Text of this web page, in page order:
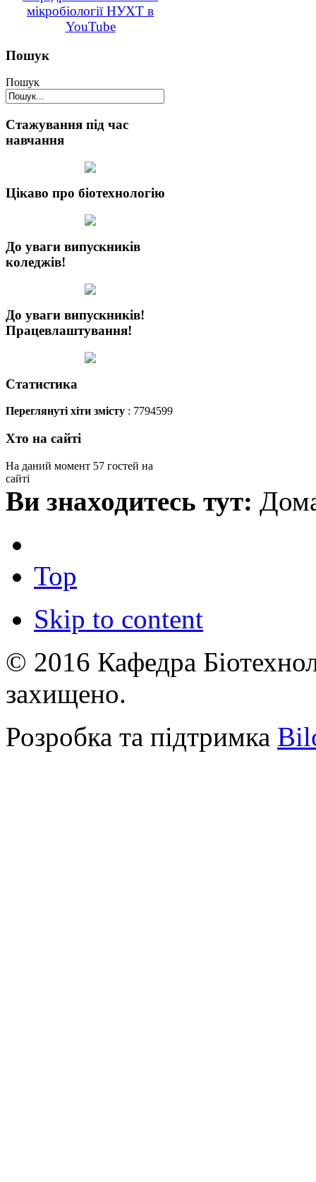
мікробіології НУХТ в
YouTube
Пошук
Пошук
Стажування під час
навчання
Цікаво про біотехнологію
До уваги випускників
коледжів!
До уваги випускників!
Працевлаштування!
Статистика
Переглянуті хіти змісту : 7794599
Хто на сайті
На даний момент 57 гостей на
сайті
Ви знаходитесь тут:
Top
Skip to content
© 2016 Кафедра
захищено.
Розробка та підтримка